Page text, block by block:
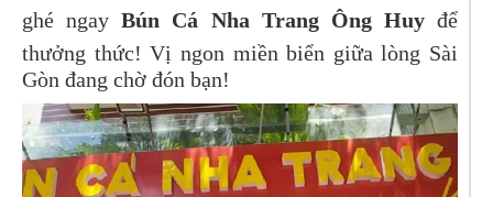
ghé ngayBún Cá Nha Trang Ông Huyđể
thưởng thức! Vị ngon miền biển giữa lòng Sài
Gòn đang chờ đón bạn!